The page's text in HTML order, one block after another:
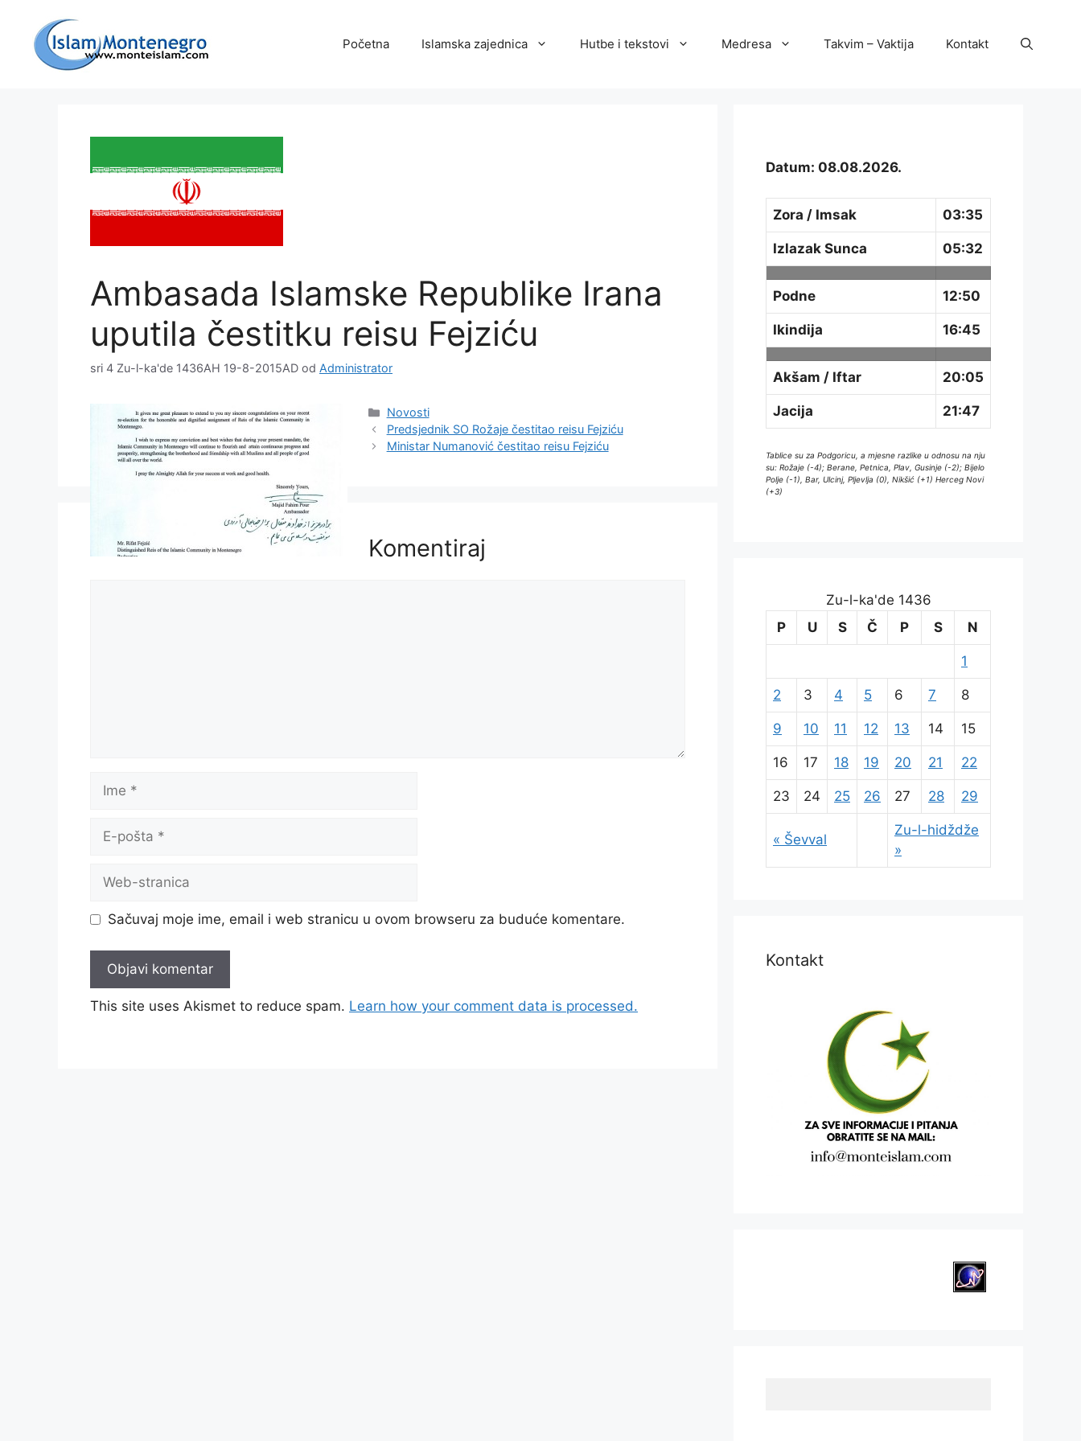
sadržaj
Početna Islamska zajednica Hutbe i tekstovi Medresa Takvim – Vaktija Kontakt
Ambasada Islamske Republike Irana
uputila čestitku reisu Fejziću
sri 4 Zu-l-ka'de 1436AH 19-8-2015AD od Administrator
Kategorije
Novosti
Predsjednik SO Rožaje čestitao reisu Fejziću
Ministar Numanović čestitao reisu Fejziću
Komentiraj
Ime
pošta
Web-
Sačuvaj moje ime, email i web stranicu u ovom browseru za buduće komentare.
This site uses Akismet to reduce spam. Learn how your comment data is processed.
Datum: 08.08.2026.
Zora / Imsak 03:35
Izlazak Sunca 05:32
Podne 12:50
Ikindija 16:45
Akšam / Iftar 20:05
Jacija 21:47
Tablice su za Podgoricu, a mjesne razlike u odnosu na nju
su: Rožaje (-4); Berane, Petnica, Plav, Gusinje (-2); Bijelo
Polje (-1), Bar, Ulcinj, Pljevlja (0), Nikšić (+1) Herceg Novi
(+3)
Zu-l-ka'de 1436
P
U S Č P S N
« Ševval
Zu-l-hidždže
»
1
2 3 4 5 6 7 8
9 10 11 12 13 14 15
16 17 18 19 20 21 22
23 24 25 26 27 28 29
Kontakt